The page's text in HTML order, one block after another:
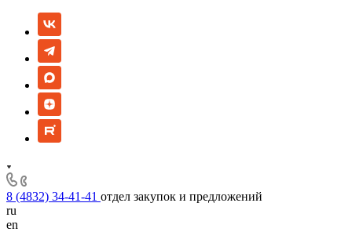
8 (4832) 34-41-41 отдел закупок и предложений
ru
en